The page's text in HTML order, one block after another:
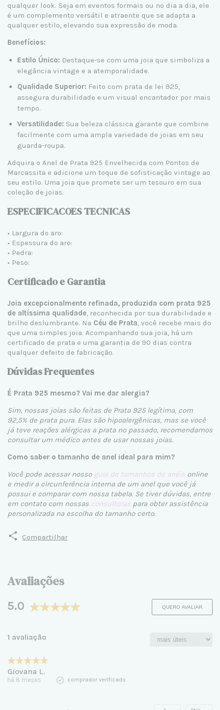
qualquer look. Seja em eventos formais ou no dia a dia, ele
é um complemento versátil e atraente que se adapta a
qualquer estilo, elevando sua expressão de moda.
Benefícios:
Estilo Único: Destaque-se com uma joia que simboliza a
elegância vintage e a atemporalidade.
Qualidade Superior: Feito com prata de lei 925,
assegura durabilidade e um visual encantador por mais
tempo.
Versatilidade: Sua beleza clássica garante que combine
facilmente com uma ampla variedade de joias em seu
guarda-roupa.
Adquira o Anel de Prata 925 Envelhecida com Pontos de
Marcassita e adicione um toque de sofisticação vintage ao
seu estilo. Uma joia que promete ser um tesouro em sua
coleção de joias.
ESPECIFICACOES TECNICAS
• Largura do aro:
• Espessura do aro:
• Pedra:
• Peso:
Certificado e Garantia
Joia excepcionalmente refinada, produzida com prata 925
de altíssima qualidade, reconhecida por sua durabilidade e
brilho deslumbrante. Na Céu de Prata, você recebe mais do
que uma simples joia. Acompanhando sua joia, há um
certificado de prata e uma garantia de 90 dias contra
qualquer defeito de fabricação.
Dúvidas Frequentes
É Prata 925 mesmo? Vai me dar alergia?
Sim, nossas joias são feitas de Prata 925 legítima, com
92,5% de prata pura. Elas são hipoalergênicas, mas se você
já teve reações alérgicas a prata no passado, recomendamos
consultar um médico antes de usar nossas joias.
Como saber o tamanho de anel ideal para mim?
Você pode acessar nosso guia de tamanhos de anéis online
e medir a circunferência interna de um anel que você já
possui e comparar com nossa tabela. Se tiver dúvidas, entre
em contato com nossas consultoras para obter assistência
personalizada na escolha do tamanho certo.
Compartilhar
Avaliações
5.0 QUERO AVALIAR
1 avaliação
Giovana L.
há 8 meses comprador verificado